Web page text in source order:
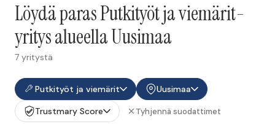
Löydä paras Putkityöt ja viemärit-
yritys alueella Uusimaa
7 yritystä
Putkityöt ja viemärit
Uusimaa
Trustmary Score
Tyhjennä suodattimet